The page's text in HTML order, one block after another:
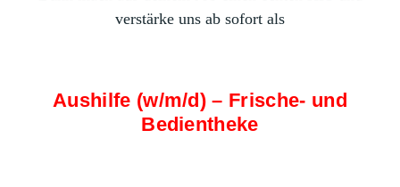
verstärke uns ab sofort als
Aushilfe (w/m/d) – Frische- und
Bedientheke